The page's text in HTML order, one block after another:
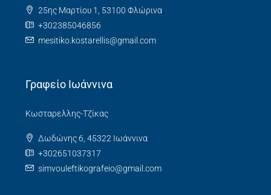
25ης Μαρτίου 1, 53100 Φλώρινα
+302385046856
mesitiko.kostarellis@gmail.com
Γραφείο Ιωάννινα
Κωσταρελλης-Τζίκας
Δωδώνης 6, 45322 Ιωάννινα
+302651037317
simvouleftikografeio@gmail.com